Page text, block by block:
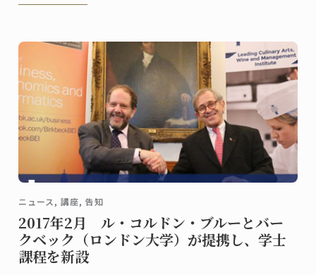
ニュース, 講座, 告知
2017年2月 ル・コルドン・ブルーとバー
クベック（ロンドン大学）が提携し、学士
課程を新設